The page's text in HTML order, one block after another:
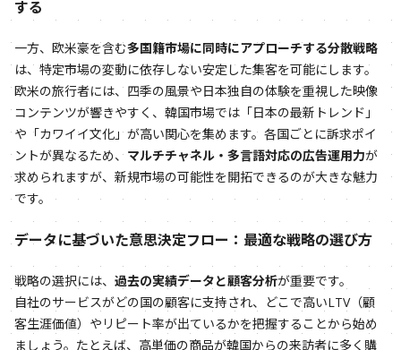
する
一方、欧米豪を含む多国籍市場に同時にアプローチする分散戦略
は、特定市場の変動に依存しない安定した集客を可能にします。
欧米の旅行者には、四季の風景や日本独自の体験を重視した映像
コンテンツが響きやすく、韓国市場では「日本の最新トレンド」
や「カワイイ文化」が高い関心を集めます。各国ごとに訴求ポイ
ントが異なるため、 マルチチャネル・多言語対応の広告運用力が
求められますが、新規市場の可能性を開拓できるのが大きな魅力
です。
データに基づいた意思決定フロー：最適な戦略の選び方
戦略の選択には、 過去の実績データと顧客分析が重要です。
自社のサービスがどの国の顧客に支持され、どこで高いLTV（顧
客生涯価値）やリピート率が出ているかを把握することから始め
ましょう。たとえば、高単価の商品が韓国からの来訪者に多く購